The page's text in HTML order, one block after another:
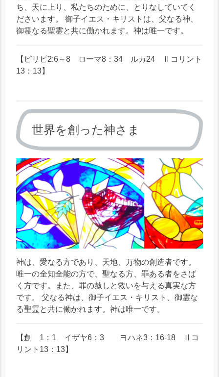
ち、天に上り、私たちのために、とりなしていてく
ださいます。 御子イエス・キリストは、父なる神、
御霊なる聖霊と共に働かれます。神は唯一です。
【ピリピ2:6～8 ローマ8：34 ルカ24 Ⅱコリント
13：13】
世界を創った神さま
神は、愛なる方であり、天地、万物の創造者です。
唯一の全知全能の方で、聖なる方、罪ある者をさば
く方です。また、罪の赦しと救いを与える真実な方
です。 父なる神は、御子イエス・キリスト、御霊な
る聖霊と共に働かれます。神は唯一です。
【創 1：1 イザヤ6：3 ヨハネ3：16-18 Ⅱコ
リント13：13】